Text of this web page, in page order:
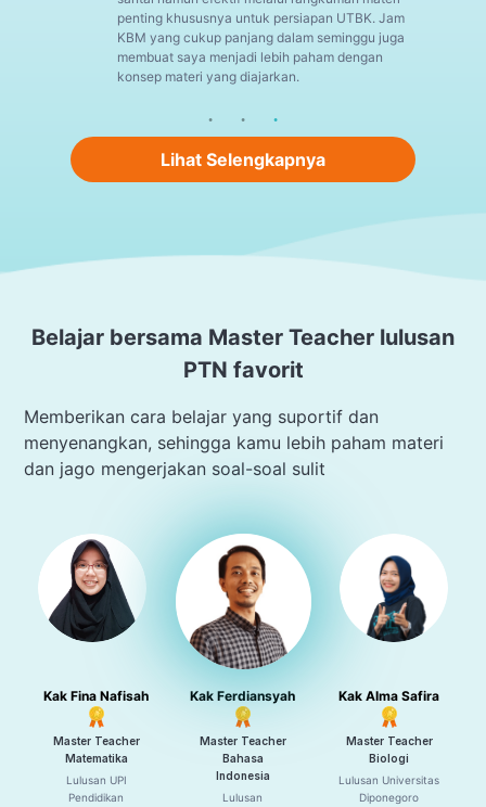
penting khususnya untuk persiapan UTBK. Jam
KBM yang cukup panjang dalam seminggu juga
membuat saya menjadi lebih paham dengan
konsep materi yang diajarkan.
Lihat Selengkapnya
Belajar bersama Master Teacher lulusan
PTN favorit
Memberikan cara belajar yang suportif dan
menyenangkan, sehingga kamu lebih paham materi
dan jago mengerjakan soal-soal sulit
Kak Fina Nafisah
Master Teacher
Matematika
Lulusan UPI
Pendidikan
Kak Ferdiansyah
Master Teacher
Bahasa
Indonesia
Lulusan
Kak Alma Safira
Master Teacher
Biologi
Lulusan Universitas
Diponegoro